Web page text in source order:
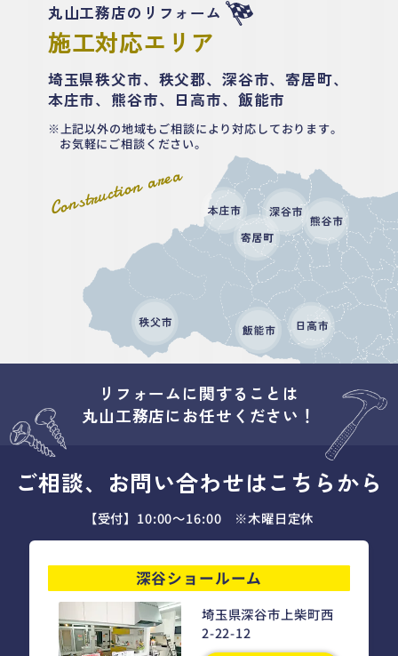
Construction area
丸山工務店のリフォーム
施工対応エリア
埼玉県秩父市、秩父郡、深谷市、寄居町、
本庄市、熊谷市、日高市、飯能市
上記以外の地域もご相談により対応しております。
お気軽にご相談ください。
リフォームに関することは
丸山工務店にお任せください！
ご相談、お問い合わせはこちらから
【受付】10:00～16:00 ※木曜日定休
深谷ショールーム
埼玉県深谷市上柴町西
2-22-12